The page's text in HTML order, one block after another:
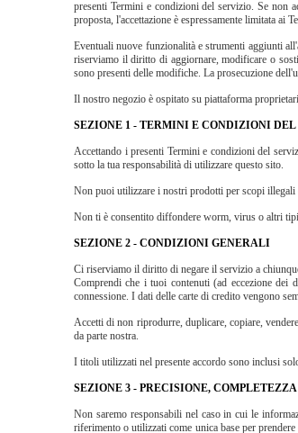
presenti Termini e condizioni del servizio. Se non
proposta, l'accettazione è espressamente limitata ai
Eventuali nuove funzionalità e strumenti aggiunti
riserviamo il diritto di aggiornare, modificare o
sono presenti delle modifiche. La prosecuzione
Il nostro negozio è ospitato su piattaforma
SEZIONE 1 - TERMINI E CONDIZIONI
Accettando i presenti Termini e condizioni del
sotto la tua responsabilità di utilizzare questo sito.
Non puoi utilizzare i nostri prodotti per scopi
Non ti è consentito diffondere worm, virus o altri
SEZIONE 2 - CONDIZIONI GENERALI
Ci riserviamo il diritto di negare il servizio a
Comprendi che i tuoi contenuti (ad eccezione
connessione. I dati delle carte di credito vengono
Accetti di non riprodurre, duplicare, copiare,
da parte nostra.
I titoli utilizzati nel presente accordo sono inclusi
SEZIONE 3 - PRECISIONE,
Non saremo responsabili nel caso in cui le
riferimento o utilizzati come unica base per